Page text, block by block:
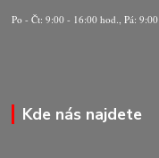
Po - Čt: 9:00 - 16:00 hod., Pá:
Kde nás najdete